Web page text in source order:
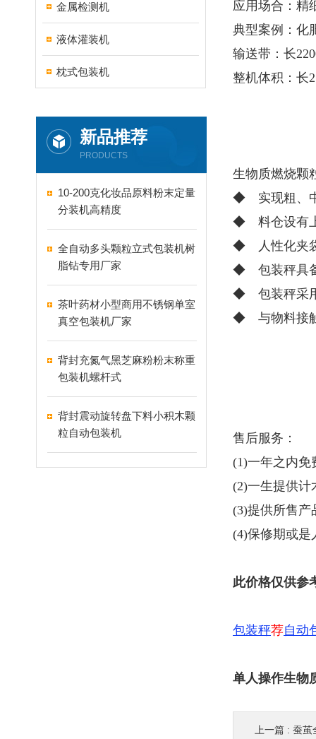
金属检测机
液体灌装机
枕式包装机
新品推荐
PRODUCTS
10-200克化妆品原料粉末定量
分装机高精度
全自动多头颗粒立式包装机树
脂钻专用厂家
茶叶药材小型商用不锈钢单室
真空包装机厂家
背封充氮气黑芝麻粉粉末称重
包装机螺杆式
背封震动旋转盘下料小积木颗
粒自动包装机
应用场合：精
典型案例：化
输送带：长
整机体积：长
生物质燃烧颗
◆ 实现粗、中
◆ 料仓设有上
◆ 人性化夹袋
◆ 包装秤具备
◆ 包装秤采用
◆ 与物料接触
售后服务：
(1)一年之内免
(2)一生提供计
(3)提供所售产
(4)保修期或是
此价格仅供参
包装秤荐自动
单人操作生物
上一篇 : 蚕茧